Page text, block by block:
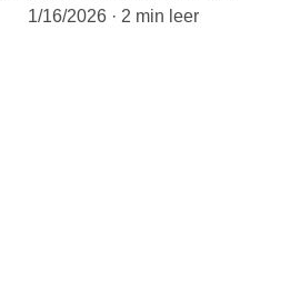
1/16/2026
2 min leer